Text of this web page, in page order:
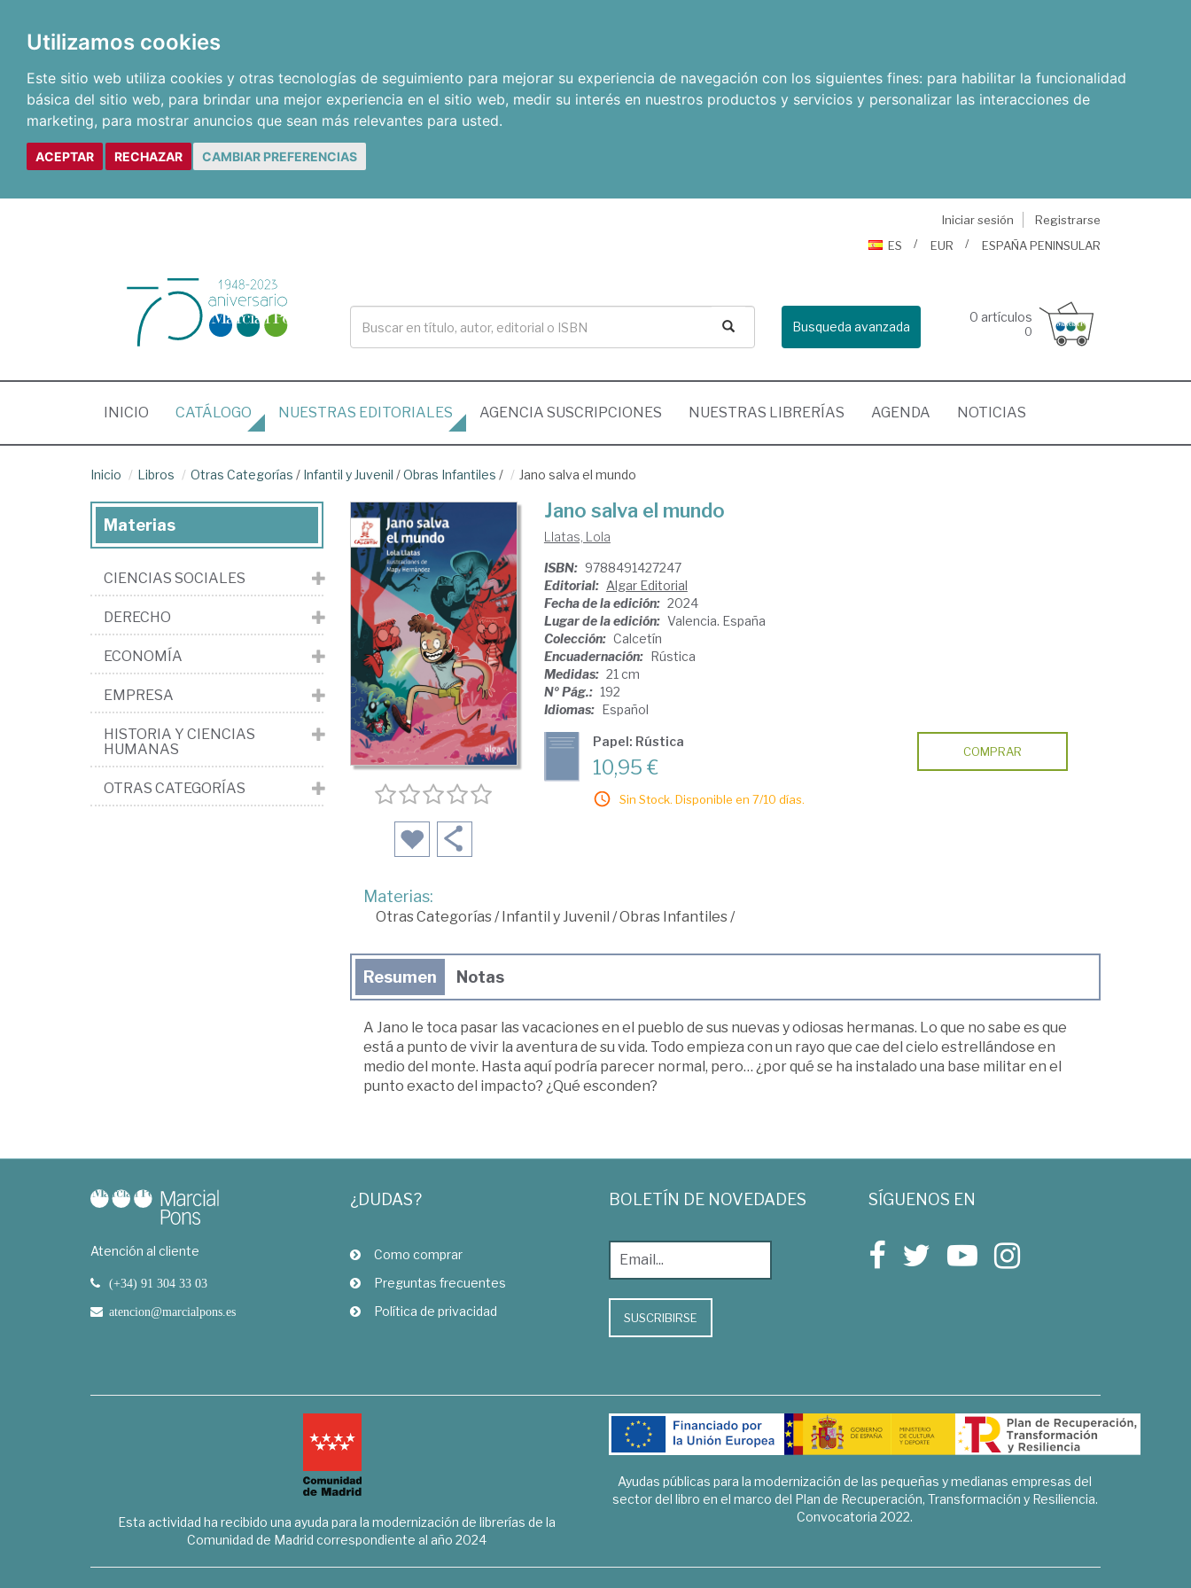
Utilizamos cookies
Este sitio web utiliza cookies y otras tecnologías de seguimiento para mejorar su experiencia de navegación con los siguientes fines: para habilitar la funcionalidad
básica del sitio web, para brindar una mejor experiencia en el sitio web, medir su interés en nuestros productos y servicios y personalizar las interacciones de
marketing, para mostrar anuncios que sean más relevantes para usted.
ACEPTAR RECHAZAR CAMBIAR PREFERENCIAS
Iniciar sesión
Registrarse
ES
EUR ESPAÑA PENINSULAR
Busqueda avanzada
0 artículos
0
INICIO (CURRENT)
CATÁLOGO NUESTRAS EDITORIALES AGENCIA SUSCRIPCIONES NUESTRAS LIBRERÍAS AGENDA NOTICIAS
Inicio Libros Otras Categorías / Infantil y Juvenil /Obras Infantiles / Jano salva el mundo
Jano salva el mundo
Llatas, Lola
ISBN: 9788491427247
Editorial: Algar Editorial
Fecha de la edición: 2024
Lugar de la edición: Valencia. España
Colección: Calcetín
Encuadernación: Rústica
Medidas: 21 cm
Nº Pág.: 192
Idiomas: Español
Papel: Rústica
10,95 €
Sin Stock. Disponible en 7/10 días.
COMPRAR
Materias:
Otras Categorías/Infantil y Juvenil /Obras Infantiles /
Resumen Notas
A Jano le toca pasar las vacaciones en el pueblo de sus nuevas y odiosas hermanas. Lo que no sabe es que
está a punto de vivir la aventura de su vida. Todo empieza con un rayo que cae del cielo estrellándose en
medio del monte. Hasta aquí podría parecer normal, pero… ¿por qué se ha instalado una base militar en el
punto exacto del impacto? ¿Qué esconden?
Materias
CIENCIAS SOCIALES
DERECHO
ECONOMÍA
EMPRESA
HISTORIA Y CIENCIAS
HUMANAS
OTRAS CATEGORÍAS
Atención al cliente
(+34) 91 304 33 03
atencion@marcialpons.es
¿DUDAS?
Como comprar
Preguntas frecuentes
Política de privacidad
BOLETÍN DE NOVEDADES
SUSCRIBIRSE
SÍGUENOS EN
Esta actividad ha recibido una ayuda para la modernización de librerías de la
Comunidad de Madrid correspondiente al año 2024
Ayudas públicas para la modernización de las pequeñas y medianas empresas del
sector del libro en el marco del Plan de Recuperación, Transformación y Resiliencia.
Convocatoria 2022.